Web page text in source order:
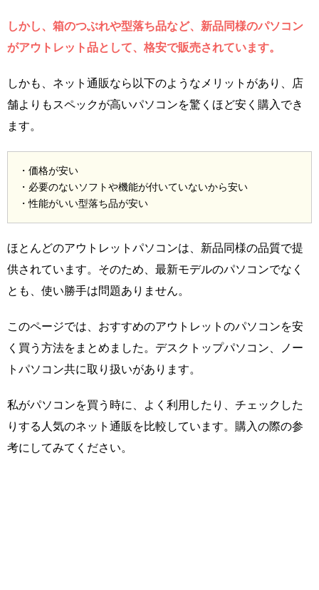
しかし、箱のつぶれや型落ち品など、新品同様のパソコン
がアウトレット品として、格安で販売されています。
しかも、ネット通販なら以下のようなメリットがあり、店
舗よりもスペックが高いパソコンを驚くほど安く購入でき
ます。
・価格が安い
・必要のないソフトや機能が付いていないから安い
・性能がいい型落ち品が安い
ほとんどのアウトレットパソコンは、新品同様の品質で提
供されています。そのため、最新モデルのパソコンでなく
とも、使い勝手は問題ありません。
このページでは、おすすめのアウトレットのパソコンを安
く買う方法をまとめました。デスクトップパソコン、ノー
トパソコン共に取り扱いがあります。
私がパソコンを買う時に、よく利用したり、チェックした
りする人気のネット通販を比較しています。購入の際の参
考にしてみてください。